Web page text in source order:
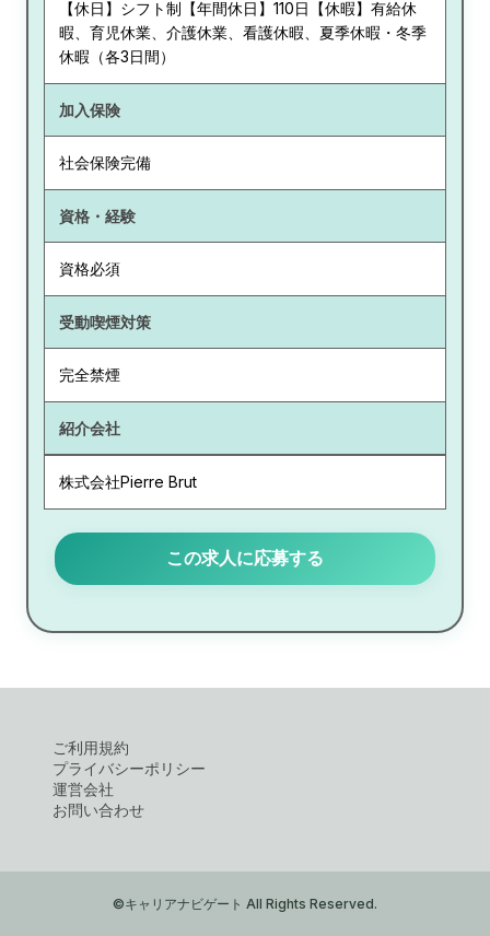
【休日】シフト制【年間休日】110日【休暇】有給休
暇、育児休業、介護休業、看護休暇、夏季休暇・冬季
休暇（各3日間）
加入保険
社会保険完備
資格・経験
資格必須
受動喫煙対策
完全禁煙
紹介会社
株式会社Pierre Brut
この求人に応募する
ご利用規約
プライバシーポリシー
運営会社
お問い合わせ
©キャリアナビゲート All Rights Reserved.